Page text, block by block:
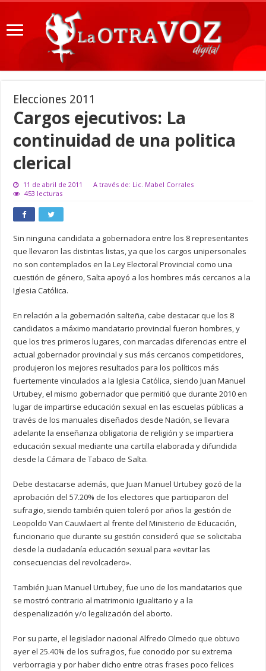
Elecciones 2011
Cargos ejecutivos: La
continuidad de una politica
clerical
11 de abril de 2011
A través de: Lic. Mabel Corrales
453 lecturas
Sin ninguna candidata a gobernadora entre los 8 representantes
que llevaron las distintas listas, ya que los cargos unipersonales
no son contemplados en la Ley Electoral Provincial como una
cuestión de género, Salta apoyó a los hombres más cercanos a la
Iglesia Católica.
En relación a la gobernación salteña, cabe destacar que los 8
candidatos a máximo mandatario provincial fueron hombres, y
que los tres primeros lugares, con marcadas diferencias entre el
actual gobernador provincial y sus más cercanos competidores,
produjeron los mejores resultados para los políticos más
fuertemente vinculados a la Iglesia Católica, siendo Juan Manuel
Urtubey, el mismo gobernador que permitió que durante 2010 en
lugar de impartirse educación sexual en las escuelas públicas a
través de los manuales diseñados desde Nación, se llevara
adelante la enseñanza obligatoria de religión y se impartiera
educación sexual mediante una cartilla elaborada y difundida
desde la Cámara de Tabaco de Salta.
Debe destacarse además, que Juan Manuel Urtubey gozó de la
aprobación del 57.20% de los electores que participaron del
sufragio, siendo también quien toleró por años la gestión de
Leopoldo Van Cauwlaert al frente del Ministerio de Educación,
funcionario que durante su gestión consideró que se solicitaba
desde la ciudadanía educación sexual para «evitar las
consecuencias del revolcadero».
También Juan Manuel Urtubey, fue uno de los mandatarios que
se mostró contrario al matrimonio igualitario y a la
despenalización y/o legalización del aborto.
Por su parte, el legislador nacional Alfredo Olmedo que obtuvo
ayer el 25.40% de los sufragios, fue conocido por su extrema
verborragia y por haber dicho entre otras frases poco felices